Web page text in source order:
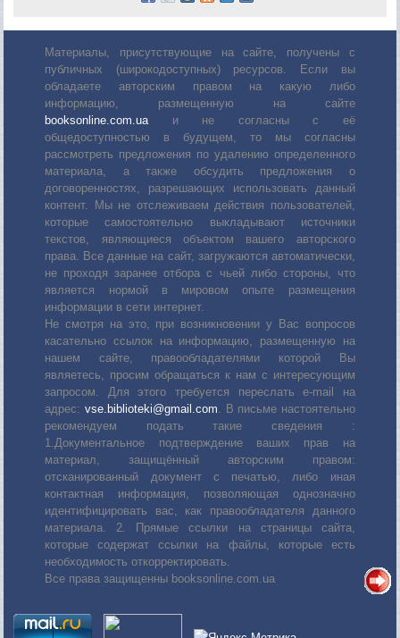
Материалы, присутствующие на сайте, получены с
публичных (широкодоступных) ресурсов. Если вы
обладаете авторским правом на какую либо
информацию, размещенную на сайте
booksonline.com.ua и не согласны с её
общедоступностью в будущем, то мы согласны
рассмотреть предложения по удалению определенного
материала, а также обсудить предложения о
договоренностях, разрешающих использовать данный
контент. Мы не отслеживаем действия пользователей,
которые самостоятельно выкладывают источники
текстов, являющиеся объектом вашего авторского
права. Все данные на сайт, загружаются автоматически,
не проходя заранее отбора с чьей либо стороны, что
является нормой в мировом опыте размещения
информации в сети интернет.
Не смотря на это, при возникновении у Вас вопросов
касательно ссылок на информацию, размещенную на
нашем сайте, правообладателями которой Вы
являетесь, просим обращаться к нам с интересующим
запросом. Для этого требуется переслать е-mail на
адрес: vse.biblioteki@gmail.com . В письме настоятельно
рекомендуем подать такие сведения :
1.Документальное подтверждение ваших прав на
материал, защищённый авторским правом:
отсканированный документ с печатью, либо иная
контактная информация, позволяющая однозначно
идентифицировать вас, как правообладателя данного
материала. 2. Прямые ссылки на страницы сайта,
которые содержат ссылки на файлы, которые есть
необходимость откорректировать.
Все права защищенны booksonline.com.ua